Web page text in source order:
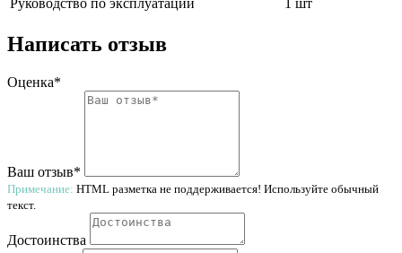
Написать отзыв
Оценка*
Ваш отзыв*
Примечание: HTML разметка не поддерживается! Используйте обычный
текст.
Достоинства